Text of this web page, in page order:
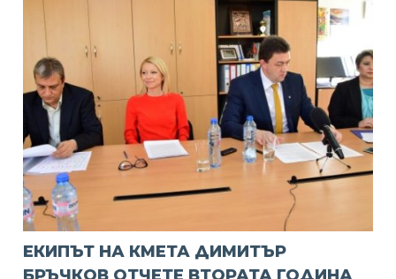
ЕКИПЪТ НА КМЕТА ДИМИТЪР